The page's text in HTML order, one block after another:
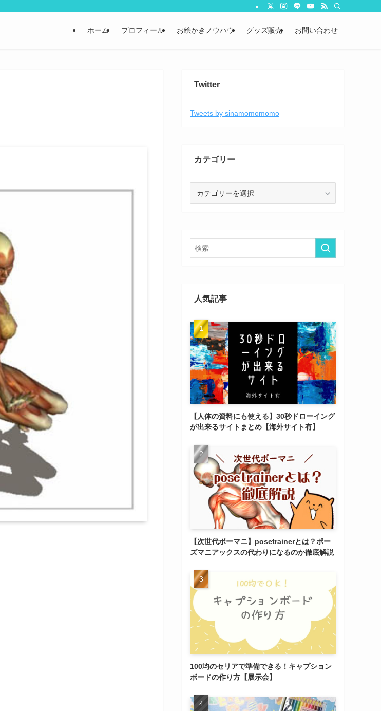
ホーム プロフィール お絵かきノウハウ グッズ販売 お問い合わせ
Twitter
Tweets by sinamomomomo
カテゴリー
人気記事
【人体の資料にも使える】30秒ドローイング
が出来るサイトまとめ【海外サイト有】
【次世代ポーマニ】posetrainerとは？ポー
ズマニアックスの代わりになるのか徹底解説
100均のセリアで準備できる！キャプション
ボードの作り方【展示会】